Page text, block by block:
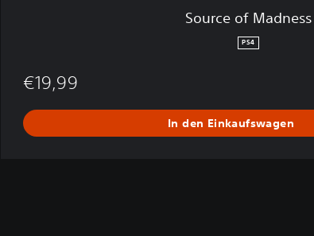
Source of Madness
PS4
€19,99
In den Einkaufswagen